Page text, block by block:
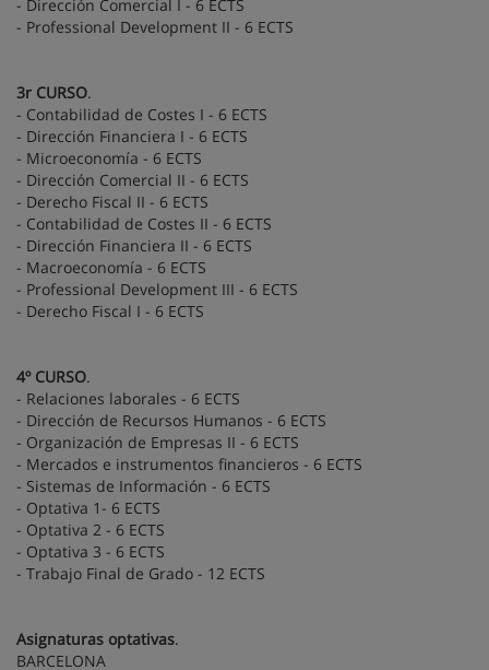
- Dirección Comercial I - 6 ECTS
- Professional Development II - 6 ECTS
3r CURSO.
- Contabilidad de Costes I - 6 ECTS
- Dirección Financiera I - 6 ECTS
- Microeconomía - 6 ECTS
- Dirección Comercial II - 6 ECTS
- Derecho Fiscal II - 6 ECTS
- Contabilidad de Costes II - 6 ECTS
- Dirección Financiera II - 6 ECTS
- Macroeconomía - 6 ECTS
- Professional Development III - 6 ECTS
- Derecho Fiscal I - 6 ECTS
4º CURSO.
- Relaciones laborales - 6 ECTS
- Dirección de Recursos Humanos - 6 ECTS
- Organización de Empresas II - 6 ECTS
- Mercados e instrumentos financieros - 6 ECTS
- Sistemas de Información - 6 ECTS
- Optativa 1- 6 ECTS
- Optativa 2 - 6 ECTS
- Optativa 3 - 6 ECTS
- Trabajo Final de Grado - 12 ECTS
Asignaturas optativas.
BARCELONA